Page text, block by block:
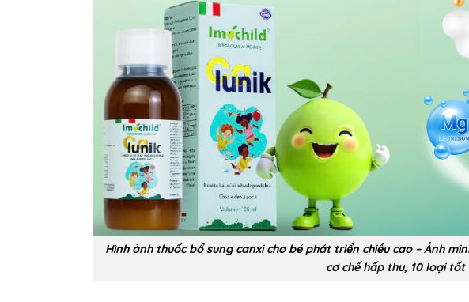
Hình ảnh thuốc bổ sung canxi cho bé phát triển chiều cao – Ảnh
cơ chế hấp thu, 10 loại